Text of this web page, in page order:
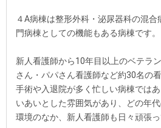
４A病棟は整形外科・泌尿器科の混
門病棟としての機能もある病棟です。
新人看護師から10年目以上のベテラ
さん・パパさん看護師など約30名の
手術や入退院が多く忙しい病棟では
いあいとした雰囲気があり、どの年
環境のなか、新人看護師も日々頑張っ